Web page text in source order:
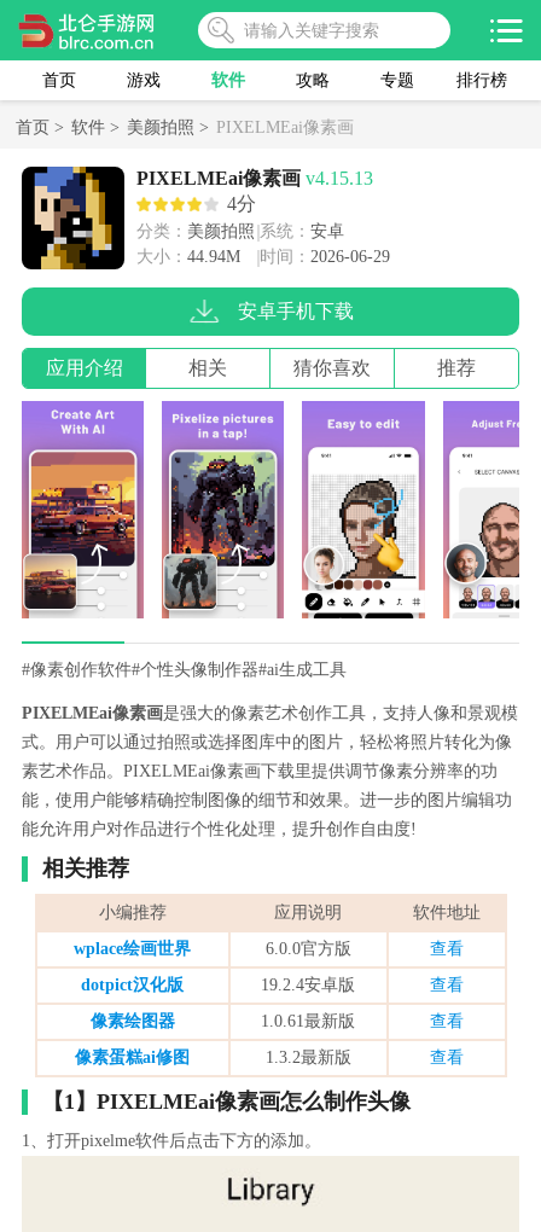
首页 游戏 软件 攻略 专题 排行榜
首页 > 软件 > 美颜拍照 > PIXELMEai像素画
PIXELMEai像素画 v4.15.13
4分
分类： 美颜拍照 系统： 安卓
大小： 44.94M 时间： 2026-06-29
安卓手机下载
应用介绍 相关 猜你喜欢 推荐
#像素创作软件#个性头像制作器#ai生成工具
PIXELMEai像素画是强大的像素艺术创作工具，支持人像和景观模
式。用户可以通过拍照或选择图库中的图片，轻松将照片转化为像
素艺术作品。PIXELMEai像素画下载里提供调节像素分辨率的功
能，使用户能够精确控制图像的细节和效果。进一步的图片编辑功
能允许用户对作品进行个性化处理，提升创作自由度!
相关推荐
小编推荐 应用说明
软件地址
wplace绘画世界
6.0.0官方版
查看
dotpict汉化版
19.2.4安卓版
查看
像素绘图器
1.0.61最新版
查看
像素蛋糕ai修图
1.3.2最新版 查看
【1】PIXELMEai像素画怎么制作头像
1、打开pixelme软件后点击下方的添加。